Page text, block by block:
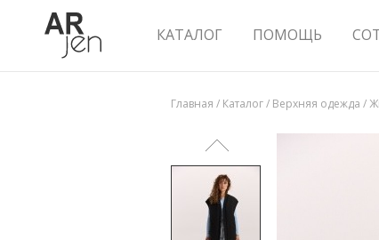
КАТАЛОГ ПОМОЩЬ
Главная / Каталог/ Верхняя одежда /